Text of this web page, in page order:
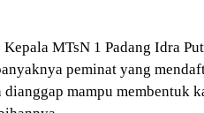
Kepala MTsN 1 Padang Idra
peminat yang
dianggap mampu membentuk